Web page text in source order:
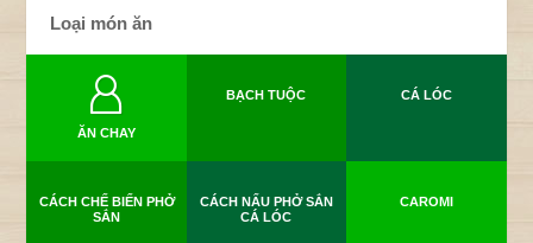
Loại món ăn
ĂN CHAY
BẠCH TUỘC CÁ LÓC
CÁCH CHẾ BIẾN PHỞ
SẮN
CÁCH NẤU PHỞ SẮN
CÁ LÓC
CAROMI